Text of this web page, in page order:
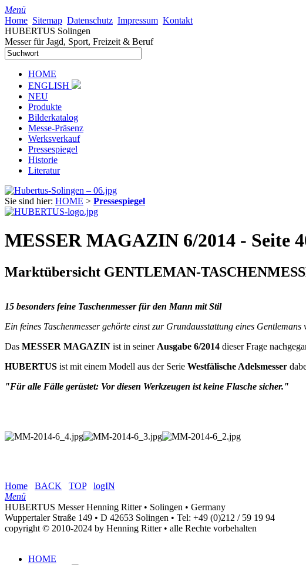
Menü
Home Sitemap Datenschutz Impressum Kontakt
HUBERTUS Solingen
Messer für Jagd, Sport, Freizeit & Beruf
HOME
ENGLISH
NEU
Produkte
Bilderkatalog
Messe-Präsenz
Werksverkauf
Pressespiegel
Historie
Literatur
Sie sind hier: HOME > Pressespiegel
MESSER MAGAZIN 6/2014 - Seite
Marktübersicht GENTLEMAN-
15 besonders feine Taschenmesser für den Mann mit Stil
Ein feines Taschenmesser gehörte einst zur Grundausstattung eines
Das MESSER MAGAZIN ist in seiner Ausgabe 6/2014 dieser Frage
HUBERTUS ist mit einem Modell aus der Serie Westfälische Adelsmesser
"Für alle Fälle gerüstet: Vor diesen Werkzeugen ist keine Flasche sicher."
Home BACK TOP
logIN
Menü
HUBERTUS Messer Henning Ritter • Solingen • Germany
Wuppertaler Straße 149 • D 42653 Solingen • Tel: +49 (0)212 / 59 19 94
copyright © 2010-2024 by Henning Ritter • alle Rechte vorbehalten
HOME